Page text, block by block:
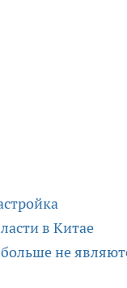
в Китае
не